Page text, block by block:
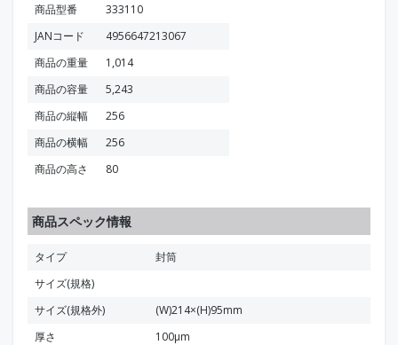
商品型番
333110
JANコード
4956647213067
商品の重量
1,014
商品の容量
5,243
商品の縦幅
256
商品の横幅
256
商品の高さ
80
商品スペック情報
タイプ
封筒
サイズ(規格)
サイズ(規格外)
(W)214×(H)95mm
厚さ
100μm